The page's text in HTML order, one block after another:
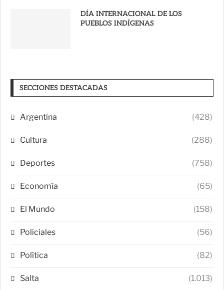
DÍA INTERNACIONAL DE LOS
PUEBLOS INDÍGENAS
SECCIONES DESTACADAS
Argentina (428)
Cultura (288)
Deportes (758)
Economía (65)
El Mundo (158)
Policiales (56)
Política (82)
Salta (1.013)